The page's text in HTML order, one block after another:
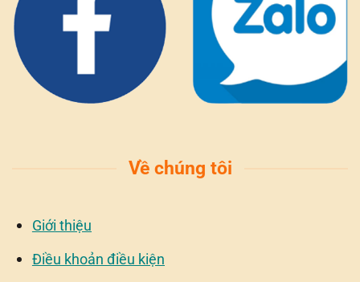
Về chúng tôi
Giới thiệu
Điều khoản điều kiện